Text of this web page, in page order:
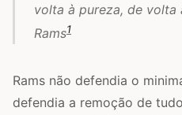
volta à pureza, de volta
Rams1
Rams não defendia o
defendia a remoção de